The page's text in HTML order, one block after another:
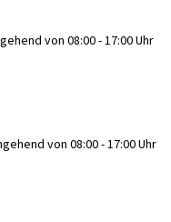
von 08:00 - 17:00 Uhr
von 08:00 - 17:00 Uhr